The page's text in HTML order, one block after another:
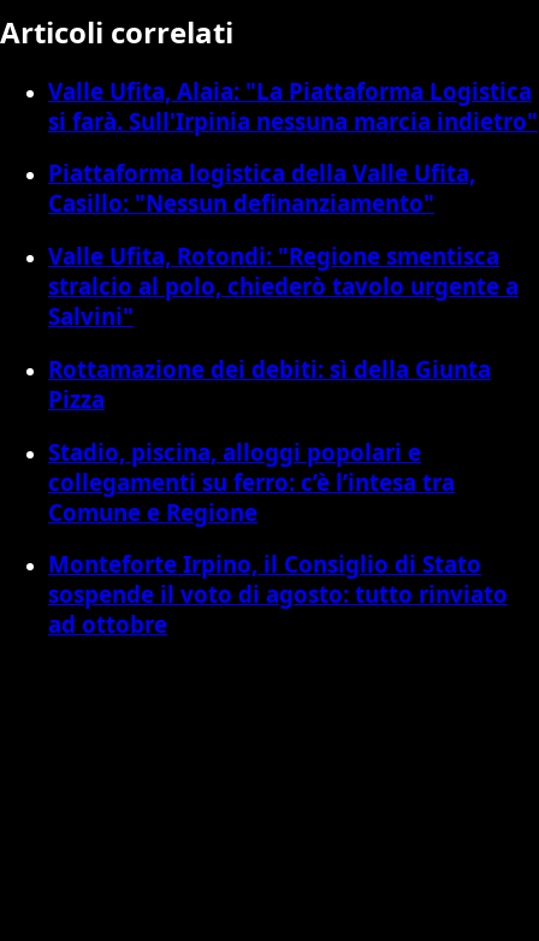
Articoli correlati
Valle Ufita, Alaia: "La Piattaforma Logistica
si farà. Sull'Irpinia nessuna marcia indietro"
Piattaforma logistica della Valle Ufita,
Casillo: "Nessun definanziamento"
Valle Ufita, Rotondi: "Regione smentisca
stralcio al polo, chiederò tavolo urgente a
Salvini"
Rottamazione dei debiti: sì della Giunta
Pizza
Stadio, piscina, alloggi popolari e
collegamenti su ferro: c’è l’intesa tra
Comune e Regione
Monteforte Irpino, il Consiglio di Stato
sospende il voto di agosto: tutto rinviato
ad ottobre